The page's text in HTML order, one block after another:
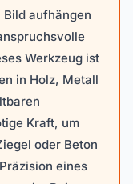
aufhängen
Werkzeug ist
in Holz, Metall
Kraft, um
oder Beton
eines